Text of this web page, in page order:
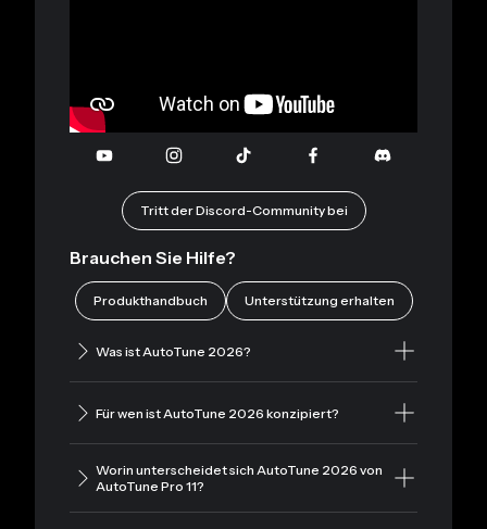
YouTubeInstagram
TikTokFacebook
Tritt der Discord-Community bei
Brauchen Sie Hilfe?
Produkthandbuch Unterstützung erhalten
Was ist AutoTune 2026?
Für wen ist AutoTune 2026 konzipiert?
Worin unterscheidet sich AutoTune 2026 von
AutoTune Pro 11?